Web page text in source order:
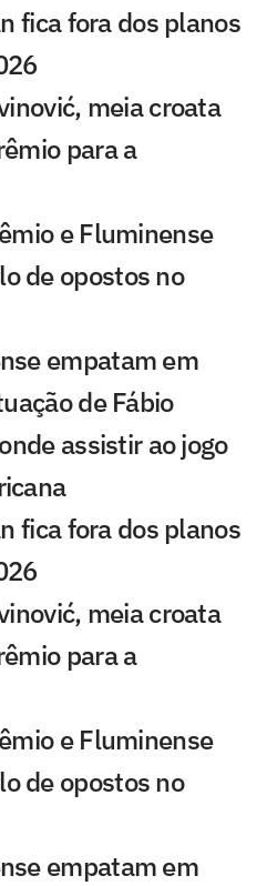
fica fora dos planos
meia croata
para a
e Fluminense
de opostos no
empatam em
de Fábio
assistir ao jogo
fica fora dos planos
meia croata
para a
e Fluminense
de opostos no
empatam em